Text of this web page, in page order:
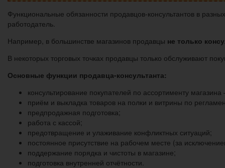
Функциональные обязанности продавцов-консультантов в
работодатель.
Например, в большинстве магазинов продавцы не только
В некоторых торговых точках продавцы только обслуживают
Основные функции продавца-консультанта:
консультирование покупателей по ассортименту
приём и выкладка товаров на полки и витрины по
предпродажная подготовка;
работа с кассой;
предотвращение и улаживание конфликтных ситуаций;
постоянное присутствие на рабочем месте (за
поддержание порядка и чистоты в магазине;
подготовка внутренней отчётности.